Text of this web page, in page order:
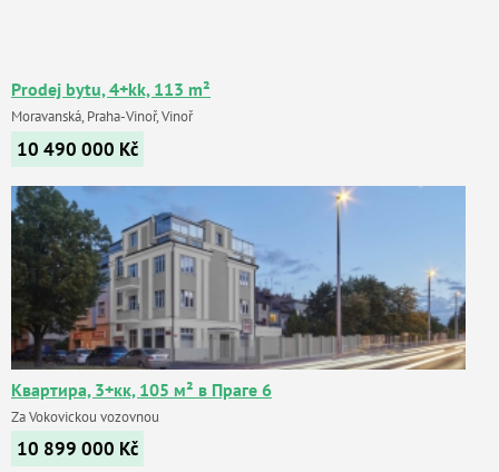
Prodej bytu, 4+kk, 113 m²
Moravanská, Praha-Vinoř, Vinoř
10 490 000 Kč
Квартира, 3+кк, 105 м² в Праге 6
Za Vokovickou vozovnou
10 899 000 Kč